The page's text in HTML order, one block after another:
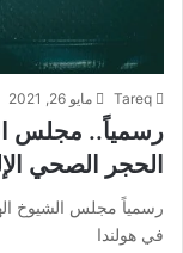
Tareq مايو 26, 2021
رسمياً.. مجلس
الحجر الصحي
رسمياً مجلس الشيوخ
في هولندا